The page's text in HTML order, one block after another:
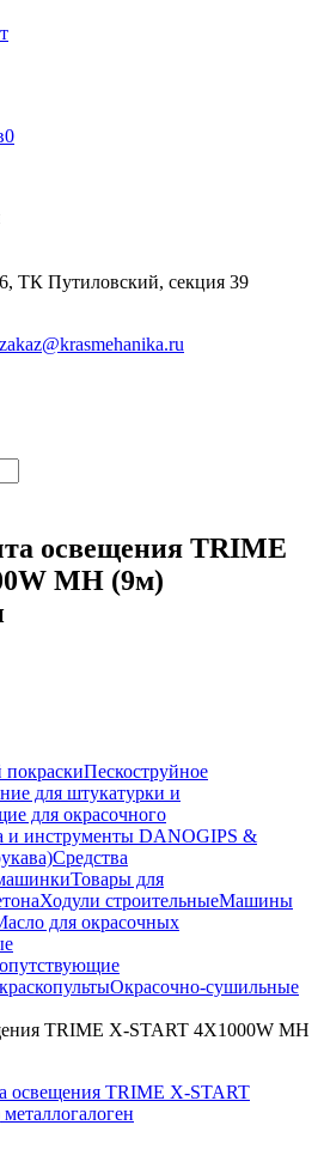
0
ТК Путиловский, секция 39
zakaz@krasmehanika.ru
освещения TRIME
MH (9м)
Пескоструйное
для штукатурки и
для окрасочного
и инструменты DANOGIPS &
Средства
Товары для
Ходули строительныеМашины
для окрасочных
Окрасочно-сушильные
TRIME X-START 4X1000W MH